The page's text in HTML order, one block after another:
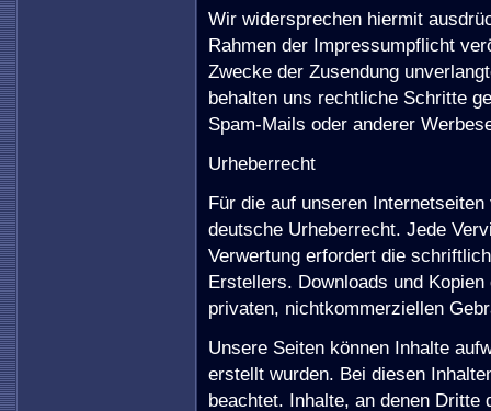
Wir widersprechen hiermit
Rahmen der Impressumpflicht
Zwecke der Zusendung
behalten uns rechtliche Schritte
Spam-Mails oder anderer
Urheberrecht
Für die auf unseren
deutsche Urheberrecht. Jede
Verwertung erfordert die
Erstellers. Downloads und
privaten, nichtkommerziellen
Unsere Seiten können Inhalte
erstellt wurden. Bei diesen
beachtet. Inhalte, an denen Dritte